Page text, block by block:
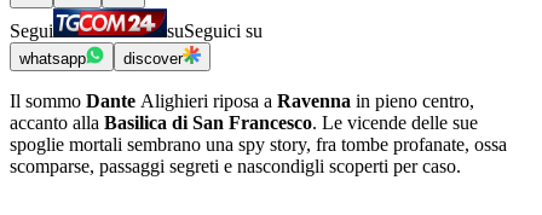
Segui suSeguici su
whatsapp discover
Il sommo Dante Alighieri riposa a Ravenna in pieno centro,
accanto alla Basilica di San Francesco. Le vicende delle sue
spoglie mortali sembrano una spy story, fra tombe profanate, ossa
scomparse, passaggi segreti e nascondigli scoperti per caso.